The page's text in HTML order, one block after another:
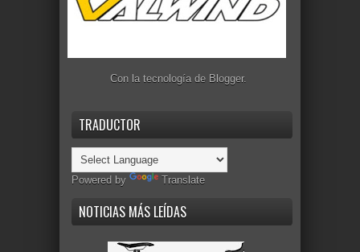
Con la tecnología de Blogger.
TRADUCTOR
Powered by Translate
NOTICIAS MÁS LEÍDAS